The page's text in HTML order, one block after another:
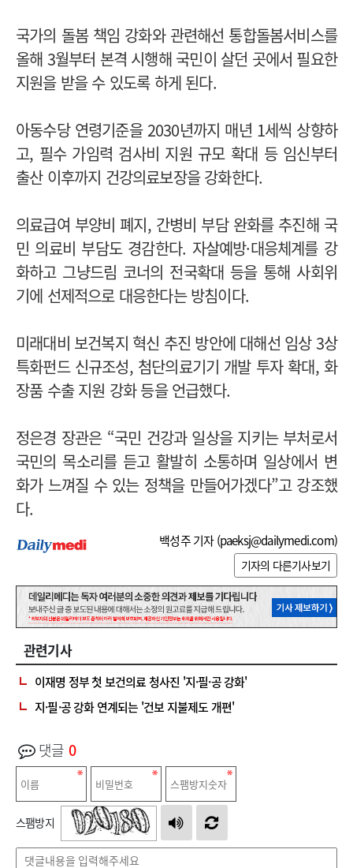
국가의 돌봄 책임 강화와 관련해선 통합돌봄서비스를
올해 3월부터 본격 시행해 국민이 살던 곳에서 필요한
지원을 받을 수 있도록 하게 된다.
아동수당 연령기준을 2030년까지 매년 1세씩 상향하
고, 필수 가임력 검사비 지원 규모 확대 등 임신부터
출산 이후까지 건강의료보장을 강화한다.
의료급여 부양비 폐지, 간병비 부담 완화를 추진해 국
민 의료비 부담도 경감한다. 자살예방·대응체계를 강
화하고 그냥드림 코너의 전국확대 등을 통해 사회위
기에 선제적으로 대응한다는 방침이다.
미래대비 보건복지 혁신 추진 방안에 대해선 임상 3상
특화펀드 신규조성, 첨단의료기기 개발 투자 확대, 화
장품 수출 지원 강화 등을 언급했다.
정은경 장관은 “국민 건강과 일상을 지키는 부처로서
국민의 목소리를 듣고 활발히 소통하며 일상에서 변
화가 느껴질 수 있는 정책을 만들어가겠다”고 강조했
다.
백성주 기자 (paeksj@dailymedi.com)
기자의 다른기사보기
관련기사
이재명 정부 첫 보건의료 청사진 '지·필·공 강화'
지·필·공 강화 연계되는 '건보 지불제도 개편'
댓글 0
스팸방지